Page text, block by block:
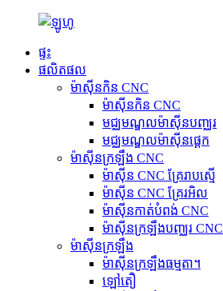
ផ្ទះ
ផលិតផល
ម៉ាស៊ីនកិន CNC
ម៉ាស៊ីនកិន CNC
មជ្ឈមណ្ឌលម៉ាស៊ីនបញ្ឈរ
មជ្ឈមណ្ឌលម៉ាស៊ីនផ្តេក
ម៉ាស៊ីនក្រឡឹង CNC
ម៉ាស៊ីន CNC គ្រែរាបស្មើ
ម៉ាស៊ីន CNC គ្រែរអិល
ម៉ាស៊ីនកាត់បំពង់ CNC
ម៉ាស៊ីនក្រឡឹងបញ្ឈរ CNC
ម៉ាស៊ីនក្រឡឹង
ម៉ាស៊ីនក្រឡឹងធម្មតា។
ឡៅតឿ